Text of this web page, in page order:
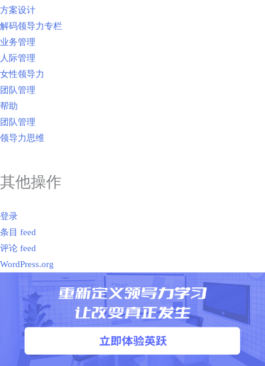
方案设计
解码领导力专栏
业务管理
人际管理
女性领导力
团队管理
帮助
团队管理
领导力思维
其他操作
登录
条目 feed
评论 feed
WordPress.org